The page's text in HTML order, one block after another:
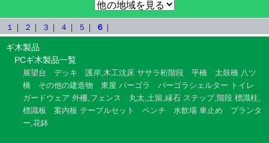
１ ｜ ２ ｜ ３ ｜ ４ ｜ ５ ｜ ６ ｜
ギ木製品
PCギ木製品一覧
展望台 デッキ 護岸,木工沈床 ササラ桁階段 平橋 太鼓橋 八ツ
橋
その他の建造物 東屋 パーゴラ パーゴラシェルター トイレ
ガードウェア 外柵,フェンス 丸太,土留,縁石 ステップ,階段 標識柱,
標識板
案内板 テーブルセット ベンチ 水飲場 車止め
プランタ
ー,花鉢